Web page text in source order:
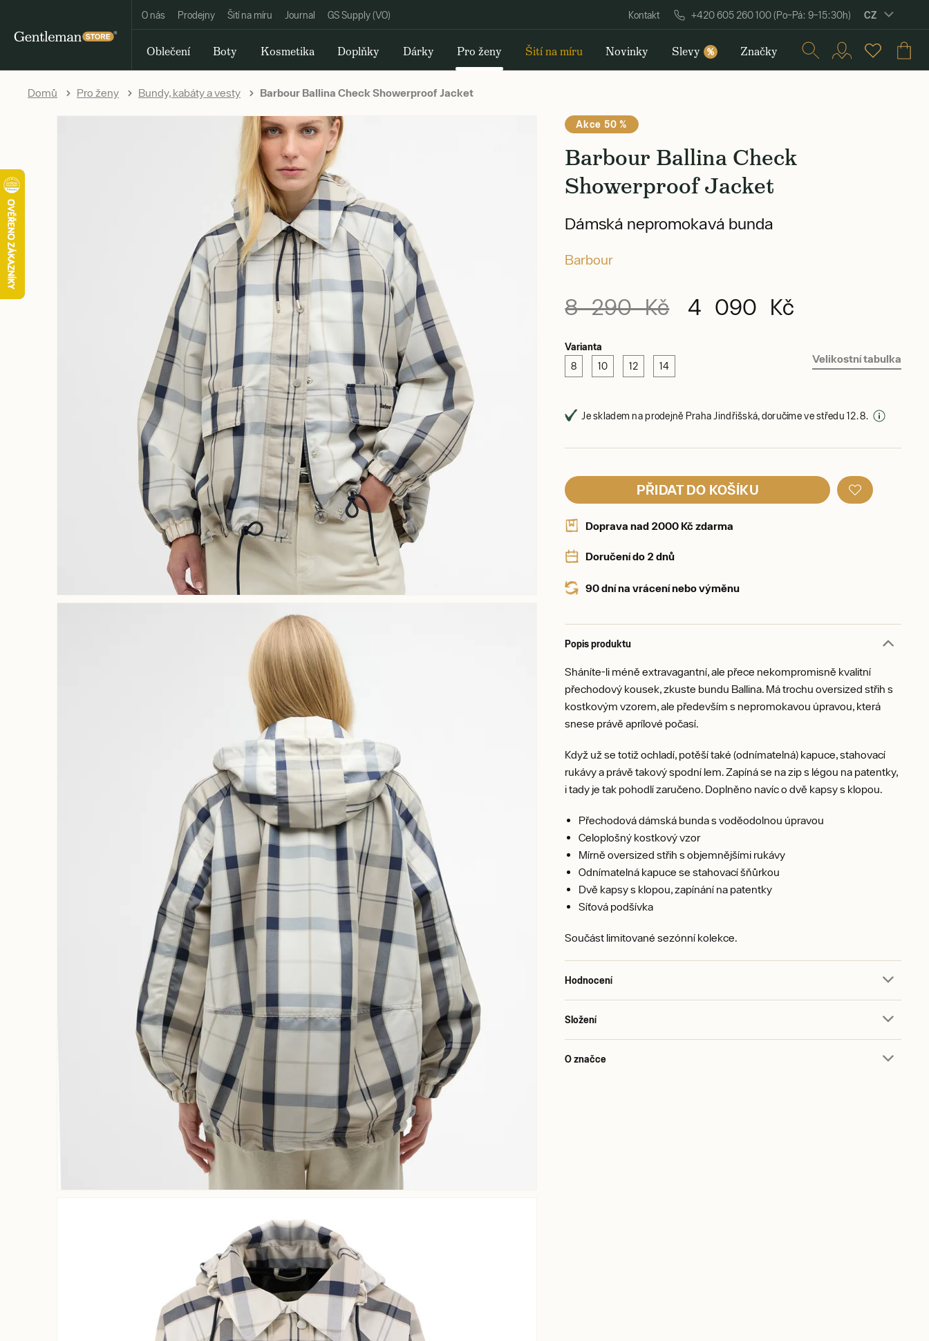
O nás Prodejny Šití na míru Journal GS Supply (VO) Kontakt +420 605 260 100 (Po–Pá: 9–15:30h) CZ
Oblečení Boty Kosmetika Doplňky Dárky Pro ženy Šití na míru Novinky Slevy % Značky
Domů Pro ženy Bundy, kabáty a vesty Barbour Ballina Check Showerproof Jacket
Akce 50 %
Barbour Ballina Check
Showerproof Jacket
Dámská nepromokavá bunda
Barbour
8 290 Kč 4 090 Kč
Varianta
8 10 12 14
Velikostní tabulka
Je skladem na prodejně Praha Jindřišská, doručíme ve středu 12. 8.
PŘIDAT DO KOŠÍKU
Doprava nad 2000 Kč zdarma
Doručení do 2 dnů
90 dní na vrácení nebo výměnu
Popis produktu
Sháníte-li méně extravagantní, ale přece nekompromisně kvalitní
přechodový kousek, zkuste bundu Ballina. Má trochu oversized střih s
kostkovým vzorem, ale především s nepromokavou úpravou, která
snese právě aprílové počasí.
Když už se totiž ochladí, potěší také (odnímatelná) kapuce, stahovací
rukávy a právě takový spodní lem. Zapíná se na zip s légou na patentky,
i tady je tak pohodlí zaručeno. Doplněno navíc o dvě kapsy s klopou.
Přechodová dámská bunda s voděodolnou úpravou
Celoplošný kostkový vzor
Mírně oversized střih s objemnějšími rukávy
Odnímatelná kapuce se stahovací šňůrkou
Dvě kapsy s klopou, zapínání na patentky
Síťová podšívka
Součást limitované sezónní kolekce.
Hodnocení
Složení
O značce